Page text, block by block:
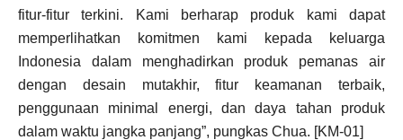
fitur-fitur terkini. Kami berharap produk kami dapat
memperlihatkan komitmen kami kepada keluarga
Indonesia dalam menghadirkan produk pemanas air
dengan desain mutakhir, fitur keamanan terbaik,
penggunaan minimal energi, dan daya tahan produk
dalam waktu jangka panjang”, pungkas Chua. [KM-01]